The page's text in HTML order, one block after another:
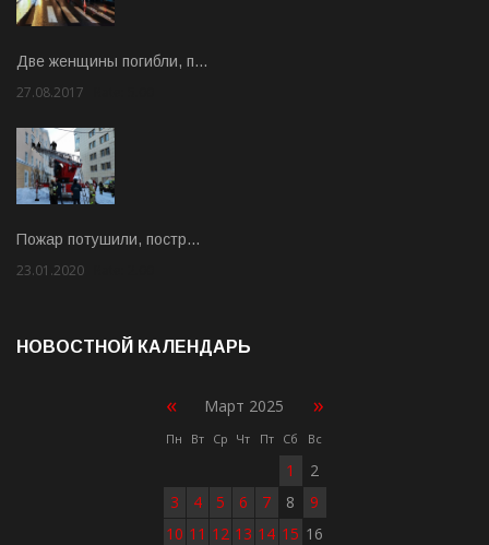
Две женщины погибли, п…
27.08.2017
Пожар потушили, постр…
23.01.2020
НОВОСТНОЙ КАЛЕНДАРЬ
« Март 2025 »
Пн Вт Ср Чт Пт Сб Вс
1
2
3
4 5 6 7 8
9
10 11 12 13 14 15 16